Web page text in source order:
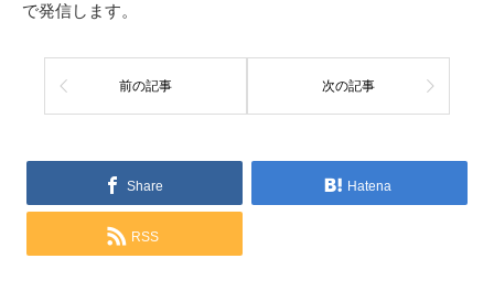
で発信します。
前の記事 次の記事
Share Hatena
RSS